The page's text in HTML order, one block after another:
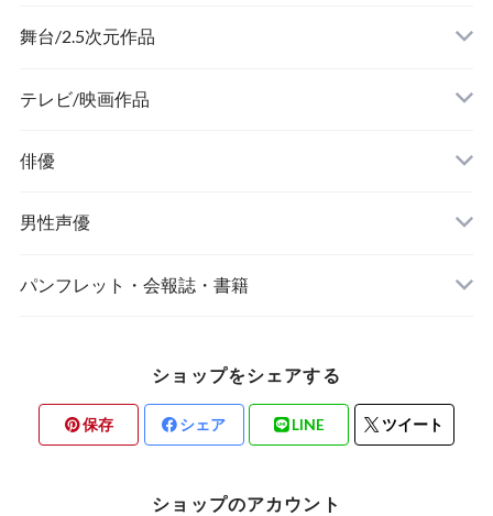
舞台/2.5次元作品
舞台『刀剣乱舞』
ミュージカル『刀剣乱舞』
ミュージカル『テニスの王子様』
MANKAI STAGE『A3!(エースリー)』
テレビ/映画作品
俳優
か行
男性声優
Kiramune
あ行
パンフレット・会報誌・書籍
男性声優
ショップをシェアする
保存 シェア LINE ツイート
ショップのアカウント